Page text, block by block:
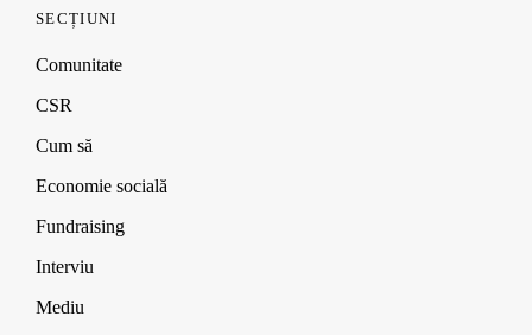
SECȚIUNI
Comunitate
CSR
Cum să
Economie socială
Fundraising
Interviu
Mediu